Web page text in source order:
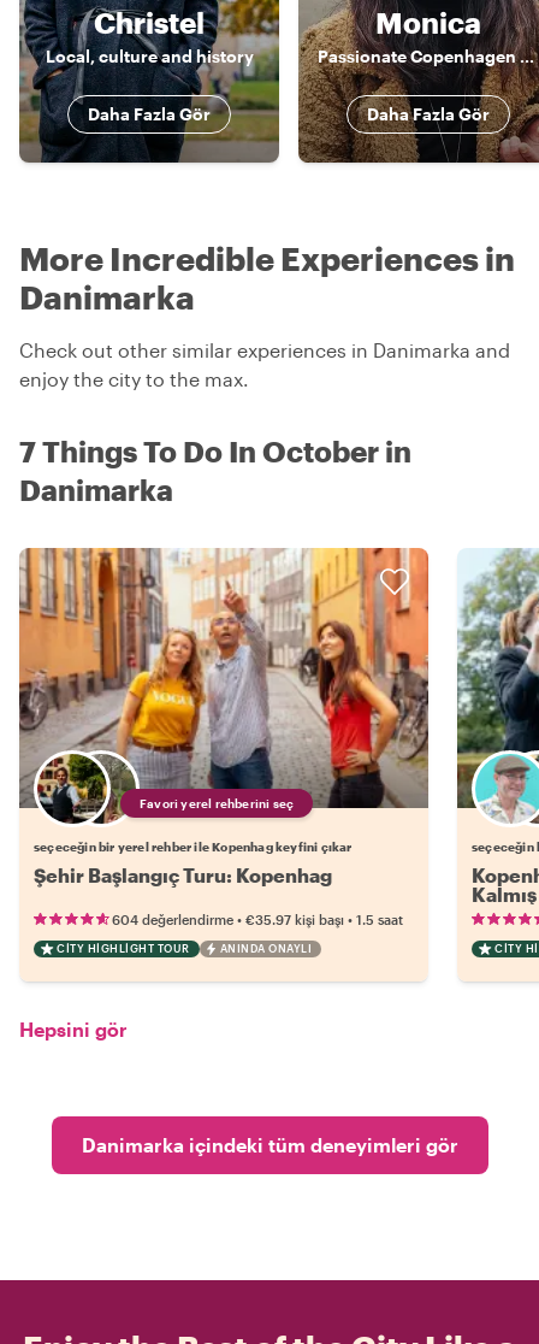
Christel
Local, culture and history
Daha Fazla Gör
Monica
Passionate Copenhagen Guide – Discover Food, Art & Nature with a Local
Daha Fazla Gör
More Incredible Experiences in
Danimarka
Check out other similar experiences in Danimarka and
enjoy the city to the max.
7 Things To Do In October in
Danimarka
Favori yerel rehberini seç
seçeceğin bir yerel rehber ile Kopenhag keyfini çıkar
Şehir Başlangıç Turu: Kopenhag
604 değerlendirme • €35.97 kişi başı • 1.5 saat
CITY HIGHLIGHT TOUR ANINDA ONAYLI
seçeceğin
CITY
Hepsini gör
Danimarka içindeki tüm deneyimleri gör